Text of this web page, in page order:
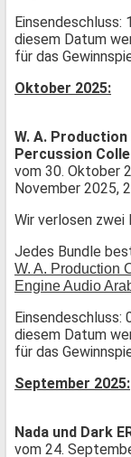
Einsendeschluss:
diesem Datum
für das
Oktober 2025:
W. A.
Percussion
vom 30. Oktober
November 2025,
Wir verlosen zwei
Jedes Bundle
W. A. Production
Engine Audio
Einsendeschluss:
diesem Datum
für das
September 2025:
Nada und Dark
vom 24.